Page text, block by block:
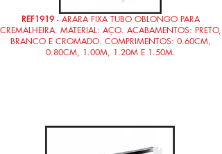
REF1919- ARARA FIXA TUBO OBLONGO PARA
CREMALHEIRA. MATERIAL: AÇO. ACABAMENTOS: PRETO,
BRANCO E CROMADO. COMPRIMENTOS: 0.60CM,
0.80CM, 1.00M, 1.20M E 1.50M.